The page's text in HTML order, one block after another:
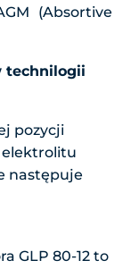
(Absortive
technilogii
pozycji
elektrolitu
następuje
GLP 80-12 to